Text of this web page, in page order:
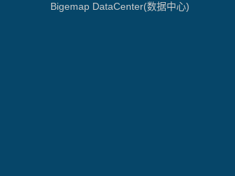
Bigemap DataCenter(数据中心)